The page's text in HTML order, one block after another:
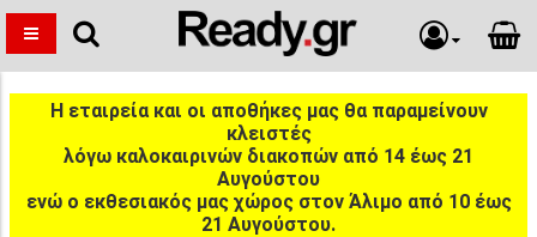
Η εταιρεία και οι αποθήκες μας θα παραμείνουν
κλειστές
λόγω καλοκαιρινών διακοπών από 14 έως 21
Αυγούστου
ενώ ο εκθεσιακός μας χώρος στον Άλιμο από 10 έως
21 Αυγούστου.